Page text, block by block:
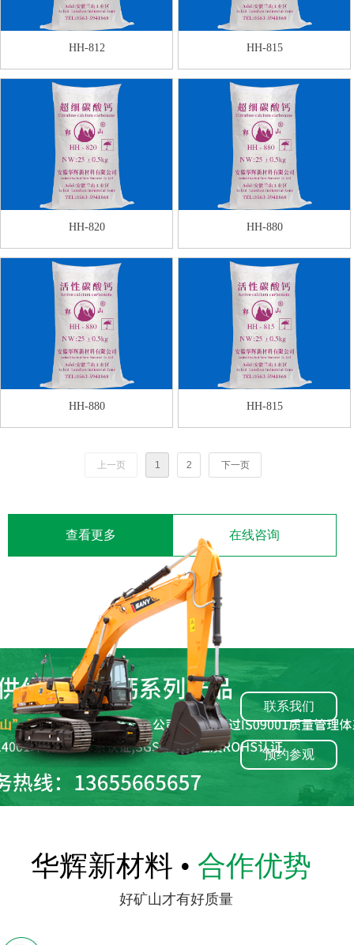
华辉新材料 • 合作优势
好矿山才有好质量
HH-812 HH-815
HH-820 HH-880
HH-880 HH-815
上一页 1 2 下一页
查看更多 在线咨询
联系我们
预约参观